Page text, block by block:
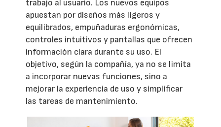
trabajo al usuario. Los nuevos equipos
apuestan por diseños más ligeros y
equilibrados, empuñaduras ergonómicas,
controles intuitivos y pantallas que ofrecen
información clara durante su uso. El
objetivo, según la compañía, ya no se limita
a incorporar nuevas funciones, sino a
mejorar la experiencia de uso y simplificar
las tareas de mantenimiento.